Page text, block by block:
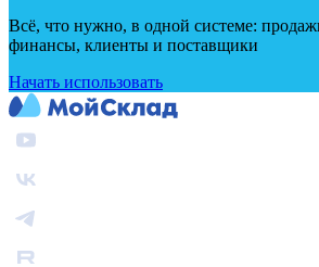
Всё, что нужно, в одной системе:
финансы, клиенты и поставщики
Начать использовать